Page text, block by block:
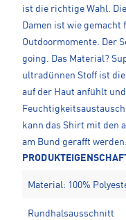
ist die richtige Wahl.
Damen ist wie gemacht
Outdoormomente. Der
going. Das Material?
ultradünnen Stoff ist
auf der Haut anfühlt
kann das Shirt mit den
am Bund gerafft
Material: 100%
Rundhalsausschnitt